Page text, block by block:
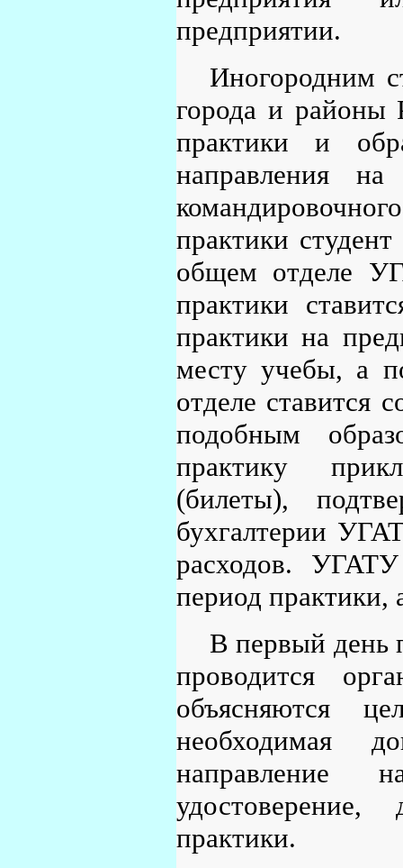
предприятии.
Иногородним
города и районы
практики и
направления на
практики
общем отделе
практики
практики на
месту учебы, а
отделе ставится
подобным
практику
(билеты),
бухгалтерии
расходов.
период практики,
В первый день
проводится
объясняются
необходимая
направление
практики.